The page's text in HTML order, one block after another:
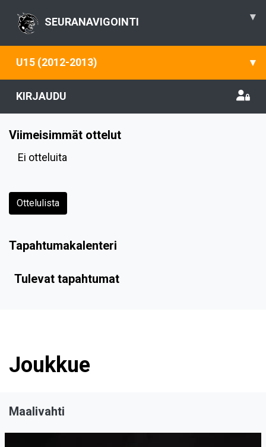
SEURANAVIGOINTI ▾
U15 (2012-2013) ▾
KIRJAUDU
Viimeisimmät ottelut
Ei otteluita
Ottelulista
Tapahtumakalenteri
Tulevat tapahtumat
Joukkue
Maalivahti